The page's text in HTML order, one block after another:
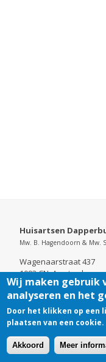
Huisartsen
Mw. B. Hagendoorn & Mw.
Wagenaarstraat 437
1093 CN Amsterdam
Telefoon:020 665 1411
KvK. 52737098
Footer-
Wij maken gebruik
analyseren en het
Door het klikken op een
plaatsen van een cookie.
Akkoord Meer